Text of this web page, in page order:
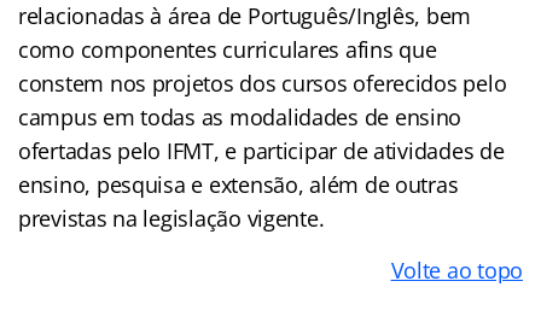
relacionadas à área de Português/Inglês, bem
como componentes curriculares afins que
constem nos projetos dos cursos oferecidos pelo
campus em todas as modalidades de ensino
ofertadas pelo IFMT, e participar de atividades de
ensino, pesquisa e extensão, além de outras
previstas na legislação vigente.
Volte ao topo